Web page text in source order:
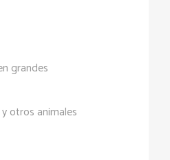
grandes
otros animales